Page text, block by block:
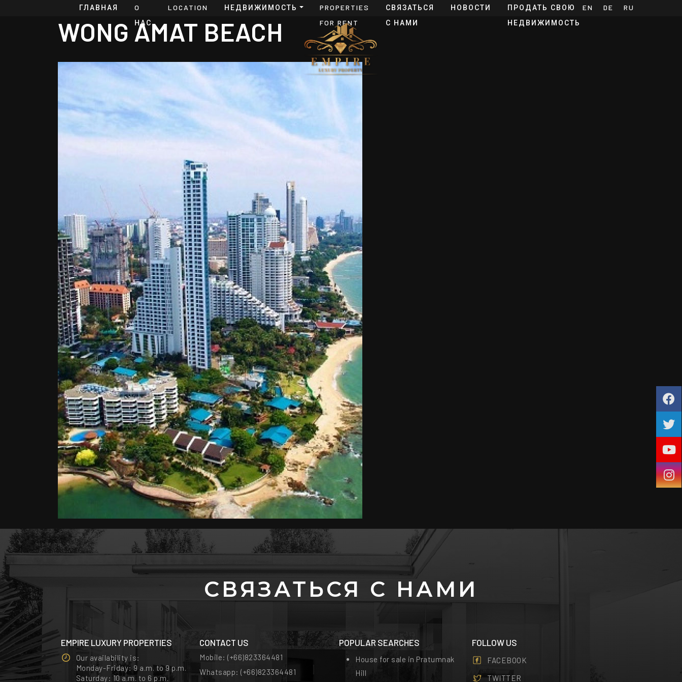
ГЛАВНАЯ
O
НАС
LOCATION НЕДВИЖИМОСТЬ
PROPERTIES
FOR RENT
СВЯЗАТЬСЯ
С НАМИ
НОВОСТИ
ПРОДАТЬ СВОЮ
НЕДВИЖИМОСТЬ
EN DE RU
WONG AMAT BEACH
СВЯЗАТЬСЯ С НАМИ
EMPIRE LUXURY PROPERTIES
Our availability is:
Monday-Friday: 9 a.m. to 9 p.m.
Saturday: 10 a.m. to 6 p.m.
CONTACT US
Mobile:(+66)823364481
Whatsapp:(+66)823364481
POPULAR SEARCHES
House for sale in Pratumnak
Hill
FOLLOW US
FACEBOOK
TWITTER